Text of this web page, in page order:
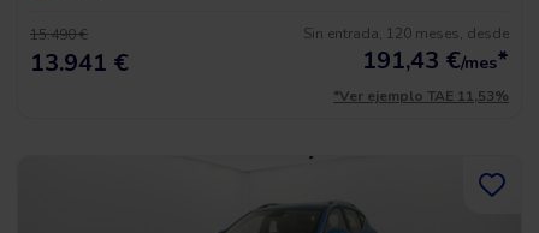
15.490 €
13.941 €
Sin entrada, 120 meses, desde
191,43 €/mes*
*Ver ejemplo TAE 11,53%